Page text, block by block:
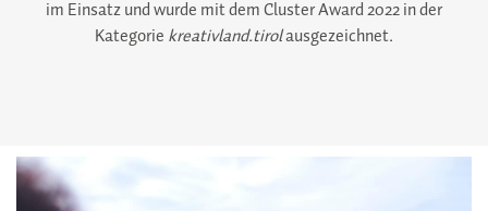
im Einsatz und wurde mit dem Cluster Award 2022 in der
Kategorie kreativland.tirolausgezeichnet.